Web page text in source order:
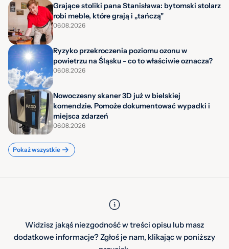
Grające stoliki pana Stanisława: bytomski stolarz
robi meble, które grają i „tańczą"
06.08.2026
Ryzyko przekroczenia poziomu ozonu w
powietrzu na Śląsku - co to właściwie oznacza?
06.08.2026
Nowoczesny skaner 3D już w bielskiej
komendzie. Pomoże dokumentować wypadki i
miejsca zdarzeń
06.08.2026
Pokaż wszystkie
Widzisz jakąś niezgodność w treści opisu lub masz
dodatkowe informacje? Zgłoś je nam, klikając w poniższy